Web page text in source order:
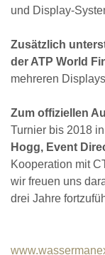
und Display-
Zusätzlich
der ATP World
mehreren
Zum offiziellen
Turnier bis 2018
Hogg, Event
Kooperation mit
wir freuen uns
drei Jahre